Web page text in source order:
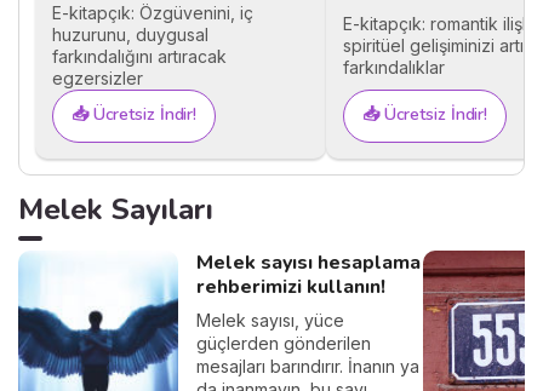
E-kitapçık: Özgüvenini, iç
huzurunu, duygusal
farkındalığını artıracak
egzersizler
📥 Ücretsiz İndir!
E-kitapçık: romantik
spiritüel gelişiminizi
farkındalıklar
📥 Ücretsiz İndir!
Melek Sayıları
Melek sayısı hesaplama
rehberimizi kullanın!
Melek sayısı, yüce
güçlerden gönderilen
mesajları barındırır. İnanın ya